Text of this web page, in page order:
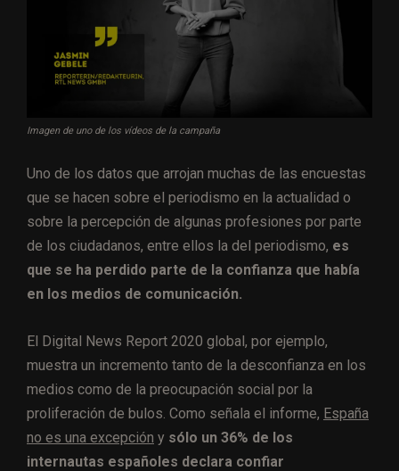
Imagen de uno de los vídeos de la campaña
Uno de los datos que arrojan muchas de las encuestas
que se hacen sobre el periodismo en la actualidad o
sobre la percepción de algunas profesiones por parte
de los ciudadanos, entre ellos la del periodismo, es
que se ha perdido parte de la confianza que había
en los medios de comunicación.
El Digital News Report 2020 global, por ejemplo,
muestra un incremento tanto de la desconfianza en los
medios como de la preocupación social por la
proliferación de bulos. Como señala el informe, España
no es una excepción y sólo un 36% de los
internautas españoles declara confiar